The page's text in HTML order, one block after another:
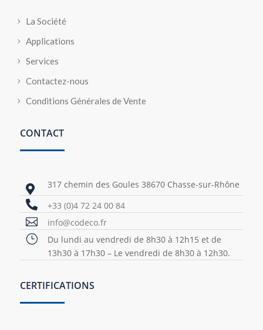
La Société
Applications
Services
Contactez-nous
Conditions Générales de Vente
CONTACT
 317 chemin des Goules 38670 Chasse-sur-Rhône
 +33 (0)4 72 24 00 84
 info@codeco.fr
}
Du lundi au vendredi de 8h30 à 12h15 et de
13h30 à 17h30 – Le vendredi de 8h30 à 12h30.
CERTIFICATIONS